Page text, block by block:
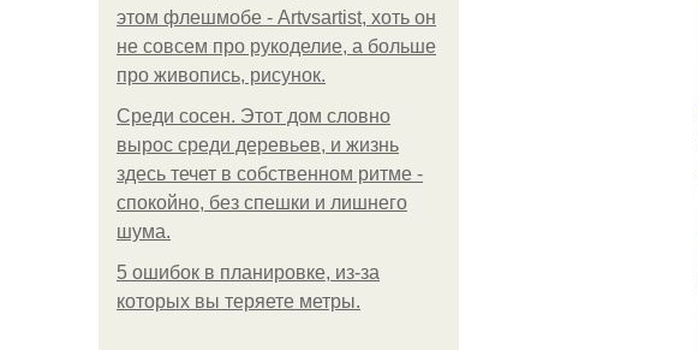
этом флешмобе - Artvsartist, хоть он
не совсем про рукоделие, а больше
про живопись, рисунок.
Среди сосен. Этот дом словно
вырос среди деревьев, и жизнь
здесь течет в собственном ритме -
спокойно, без спешки и лишнего
шума.
5 ошибок в планировке, из-за
которых вы теряете метры.